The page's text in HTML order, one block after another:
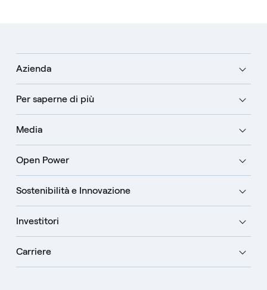
Azienda
Per saperne di più
Media
Open Power
Sostenibilità e Innovazione
Investitori
Carriere